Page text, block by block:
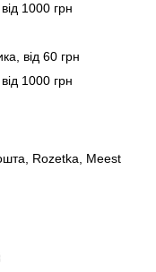
1000 грн
від 60 грн
1000 грн
Rozetka, Meest